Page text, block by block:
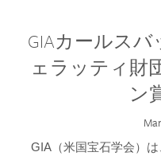
GIAカールス
ェラッティ財
ン
GIA（米国宝石学会）